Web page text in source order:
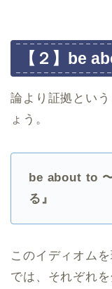
【２】be
論より証拠とい
ょう。
be about to
る』
このイディオム
では、それぞれ